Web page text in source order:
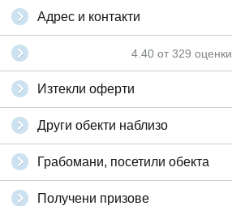
Адрес и контакти
4.40 от 329 оценки
Изтекли оферти
Други обекти наблизо
Грабомани, посетили обекта
Получени призове